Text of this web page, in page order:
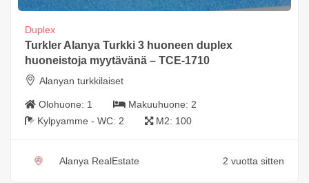
Duplex
Turkler Alanya Turkki 3 huoneen duplex
huoneistoja myytävänä – TCE-1710
Alanyan turkkilaiset
Olohuone: 1 Makuuhuone: 2
Kylpyamme - WC: 2 M2: 100
Alanya RealEstate 2 vuotta sitten